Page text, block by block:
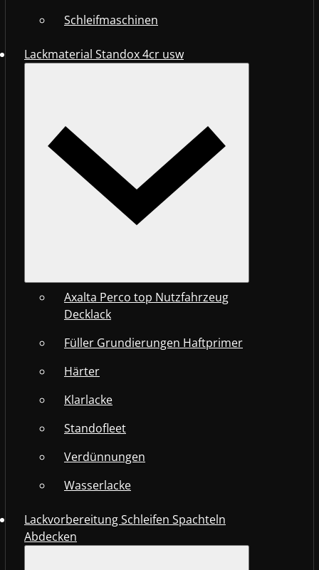
Schleifmaschinen
Lackmaterial Standox 4cr usw
Axalta Perco top Nutzfahrzeug
Decklack
Füller Grundierungen Haftprimer
Härter
Klarlacke
Standofleet
Verdünnungen
Wasserlacke
Lackvorbereitung Schleifen Spachteln
Abdecken